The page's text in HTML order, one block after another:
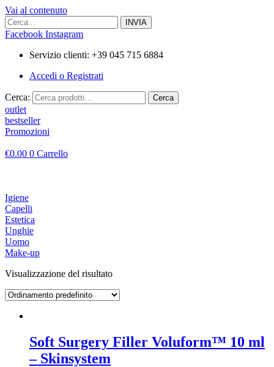
Vai al contenuto
Facebook Instagram
Servizio clienti: +39 045 715 6884
Accedi o Registrati
Cerca: Cerca
outlet
bestseller
Promozioni
€0.00 0 Carrello
Igiene
Capelli
Estetica
Unghie
Uomo
Make-up
Visualizzazione del risultato
Soft Surgery Filler Voluform™ 10 ml
– Skinsystem